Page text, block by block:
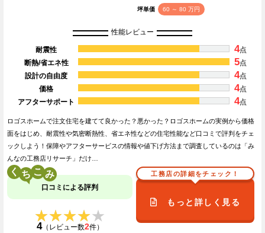
坪単価 60 ～ 80 万円
性能レビュー
耐震性 4点
断熱/省エネ性
5点
設計の自由度
4点
価格
4点
アフターサポート
4点
ロゴスホームで注文住宅を建てて良かった？悪かった？ロゴスホームの実例から価格
面をはじめ、耐震性や気密断熱性、省エネ性などの住宅性能など口コミで評判をチェ
ックしよう！保障やアフターサービスの情報や値下げ方法まで調査しているのは「み
んなの工務店リサーチ」だけ…
く こ
口コミによる評判
★★★★★
★★★★★
4（レビュー数2件）
工務店の詳細をチェック！
もっと詳しく見る